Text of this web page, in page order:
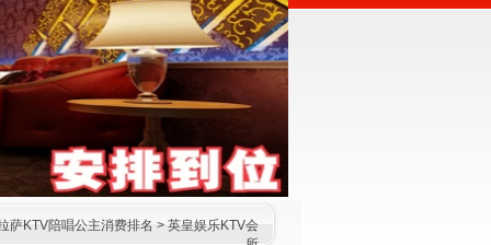
萨KTV陪唱公主消费排名 > 英皇娱乐KTV会